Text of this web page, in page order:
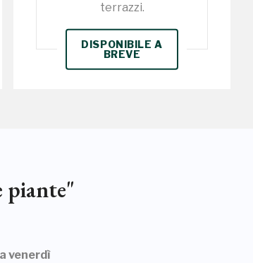
terrazzi.
DISPONIBILE A
BREVE
piante"
venerdì